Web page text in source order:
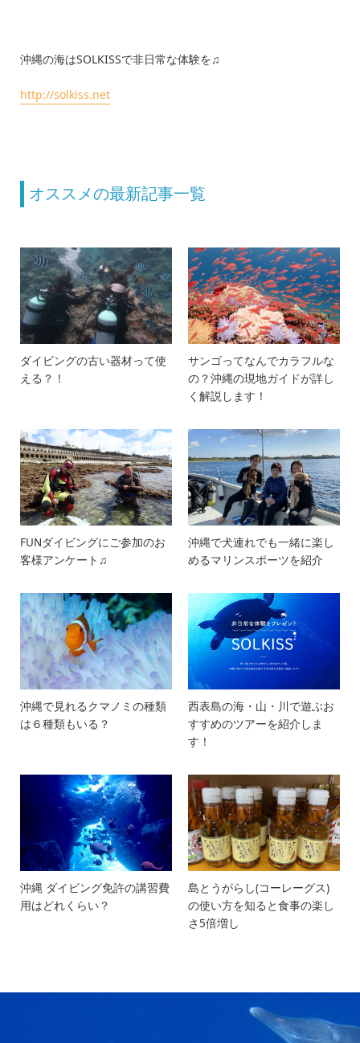
沖縄の海はSOLKISSで非日常な体験を♫
http://solkiss.net
オススメの最新記事一覧
ダイビングの古い器材って使
える？！
サンゴってなんでカラフルな
の？沖縄の現地ガイドが詳し
く解説します！
FUNダイビングにご参加のお
客様アンケート♫
沖縄で犬連れでも一緒に楽し
めるマリンスポーツを紹介
沖縄で見れるクマノミの種類
は６種類もいる？
西表島の海・山・川で遊ぶお
すすめのツアーを紹介しま
す！
沖縄 ダイビング免許の講習費
用はどれくらい？
島とうがらし(コーレーグス)
の使い方を知ると食事の楽し
さ5倍増し